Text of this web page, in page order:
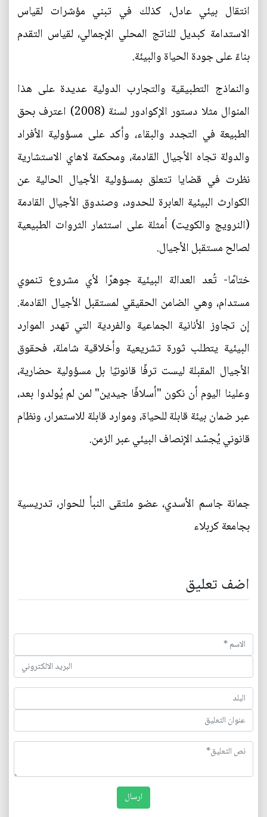
انتقال بيئي عادل، كذلك في تبني مؤشرات لقياس
الاستدامة كبديل للناتج المحلي الإجمالي، لقياس التقدم
بناءً على جودة الحياة والبيئة.
والنماذج التطبيقية والتجارب الدولية عديدة على هذا
المنوال مثلا دستور الإكوادور لسنة (2008) اعترف بحق
الطبيعة في التجدد والبقاء، وأكد على مسؤولية الأفراد
والدولة تجاه الأجيال القادمة، ومحكمة لاهاي الاستشارية
نظرت في قضايا تتعلق بمسؤولية الأجيال الحالية عن
الكوارث البيئية العابرة للحدود، وصندوق الأجيال القادمة
(النرويج والكويت) أمثلة على استثمار الثروات الطبيعية
لصالح مستقبل الأجيال.
ختامًا- تُعد العدالة البيئية جوهرًا لأي مشروع تنموي
مستدام، وهي الضامن الحقيقي لمستقبل الأجيال القادمة.
إن تجاوز الأنانية الجماعية والفردية التي تهدر الموارد
البيئية يتطلب ثورة تشريعية وأخلاقية شاملة، فحقوق
الأجيال المقبلة ليست ترفًا قانونيًا بل مسؤولية حضارية،
وعلينا اليوم أن نكون "أسلافًا جيدين" لمن لم يُولدوا بعد،
عبر ضمان بيئة قابلة للحياة، وموارد قابلة للاستمرار، ونظام
قانوني يُجسّد الإنصاف البيئي عبر الزمن.
جمانة جاسم الأسدي، عضو ملتقى النبأ للحوار، تدريسية
بجامعة كربلاء
اضف تعليق